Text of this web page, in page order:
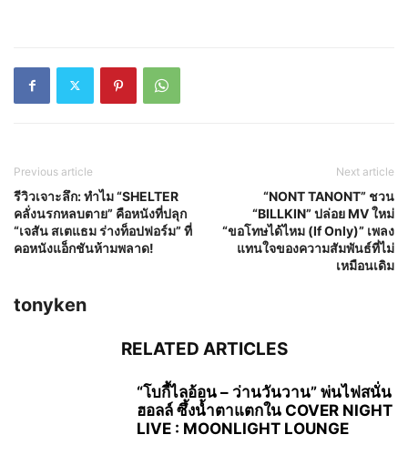
Previous article
รีวิวเจาะลึก: ทำไม “SHELTER
คลั่งนรกหลบตาย” คือหนังที่ปลุก
“เจสัน สเตแธม ร่างท็อปฟอร์ม” ที่
คอหนังแอ็กชันห้ามพลาด!
Next article
“NONT TANONT” ชวน
“BILLKIN” ปล่อย MV ใหม่
“ขอโทษได้ไหม (If Only)” เพลง
แทนใจของความสัมพันธ์ที่ไม่
เหมือนเดิม
tonyken
RELATED ARTICLES
“โบกี้ไลอ้อน – ว่านวันวาน” พ่นไฟสนั่น
ฮอลล์ ซึ้งน้ำตาแตกใน COVER NIGHT
LIVE : MOONLIGHT LOUNGE